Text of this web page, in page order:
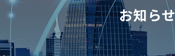
お知らせ